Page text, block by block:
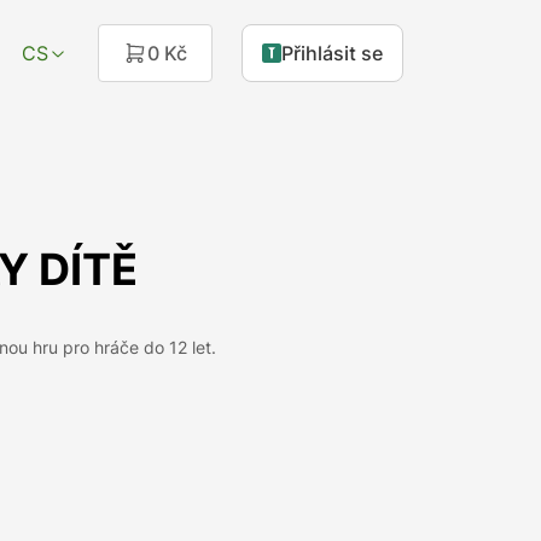
CS 0 Kč Přihlásit se
DÍTĚ
hru pro hráče do 12 let.